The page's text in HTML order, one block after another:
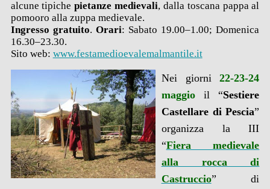
alcune tipichepietanze medievali, dalla toscana pappa al
pomooro alla zuppa medievale.
Ingresso gratuito. Orari: Sabato 19.00–1.00; Domenica
16.30–23.30.
Sito web: www.festamedioevalemalmantile.it
Nei giorni
22-23-24
maggioil “Sestiere
Castellare di Pescia”
organizza la III
“Fiera medievale
alla rocca di
Castruccio” di